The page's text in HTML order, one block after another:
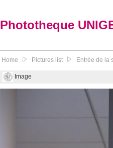
Phototheque
Home Pictures list Entrée de la
Image